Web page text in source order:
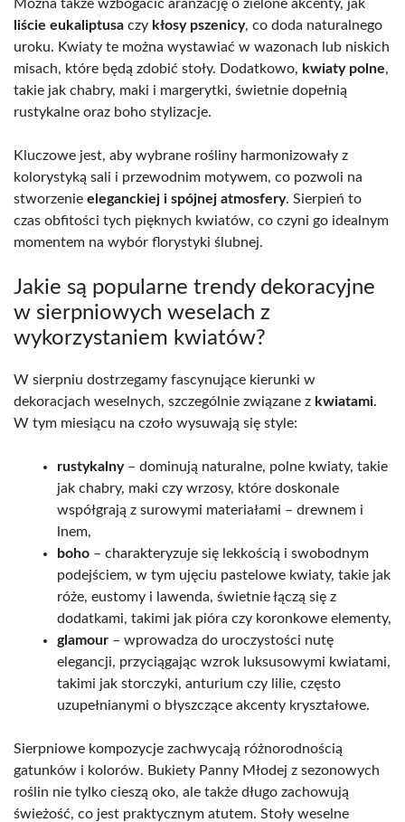
Można także wzbogacić aranżację o zielone akcenty, jak
liście eukaliptusa czy kłosy pszenicy, co doda naturalnego
uroku. Kwiaty te można wystawiać w wazonach lub niskich
misach, które będą zdobić stoły. Dodatkowo, kwiaty polne,
takie jak chabry, maki i margerytki, świetnie dopełnią
rustykalne oraz boho stylizacje.
Kluczowe jest, aby wybrane rośliny harmonizowały z
kolorystyką sali i przewodnim motywem, co pozwoli na
stworzenie eleganckiej i spójnej atmosfery. Sierpień to
czas obfitości tych pięknych kwiatów, co czyni go idealnym
momentem na wybór florystyki ślubnej.
Jakie są popularne trendy dekoracyjne
w sierpniowych weselach z
wykorzystaniem kwiatów?
W sierpniu dostrzegamy fascynujące kierunki w
dekoracjach weselnych, szczególnie związane z kwiatami.
W tym miesiącu na czoło wysuwają się style:
rustykalny– dominują naturalne, polne kwiaty, takie
jak chabry, maki czy wrzosy, które doskonale
współgrają z surowymi materiałami – drewnem i
lnem,
boho – charakteryzuje się lekkością i swobodnym
podejściem, w tym ujęciu pastelowe kwiaty, takie jak
róże, eustomy i lawenda, świetnie łączą się z
dodatkami, takimi jak pióra czy koronkowe elementy,
glamour – wprowadza do uroczystości nutę
elegancji, przyciągając wzrok luksusowymi kwiatami,
takimi jak storczyki, anturium czy lilie, często
uzupełnianymi o błyszczące akcenty kryształowe.
Sierpniowe kompozycje zachwycają różnorodnością
gatunków i kolorów. Bukiety Panny Młodej z sezonowych
roślin nie tylko cieszą oko, ale także długo zachowują
świeżość, co jest praktycznym atutem. Stoły weselne